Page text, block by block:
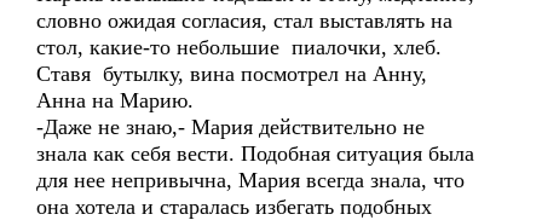
словно ожидая согласия, стал выставлять на
стол, какие-то небольшие пиалочки, хлеб.
Ставя бутылку, вина посмотрел на Анну,
Анна на Марию.
-Даже не знаю,- Мария действительно не
знала как себя вести. Подобная ситуация была
для нее непривычна, Мария всегда знала, что
она хотела и старалась избегать подобных